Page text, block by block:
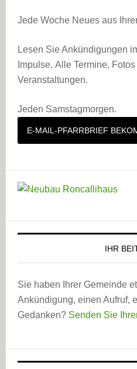
Jede Woche Neues aus
Lesen Sie Ankündigungen
Impulse. Alle Termine,
Veranstaltungen.
Jeden Samstagmorgen.
E-MAIL-PFARRBRIEF
IHR
Sie haben Ihrer Gemeinde
Ankündigung, einen Aufruf,
Gedanken? Senden Sie